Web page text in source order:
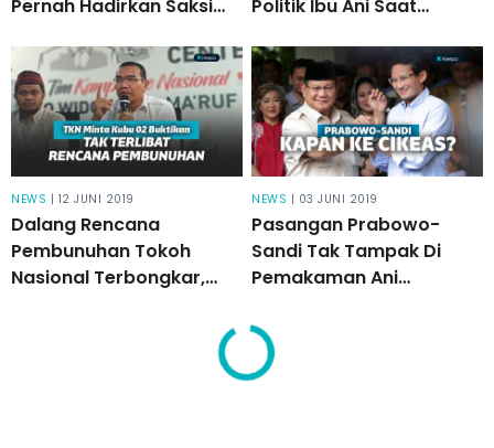
Pernah Hadirkan Saksi
MK
Politik Ibu Ani Saat
Ngawur!
NEWS | 12 JUNI 2019
Dalang Rencana
Pembunuhan Tokoh
Nasional Terbongkar,
NEWS | 03 JUNI 2019
Pasangan Prabowo-
Sandi Tak Tampak Di
Pemakaman Ani
Penjelasan BPN